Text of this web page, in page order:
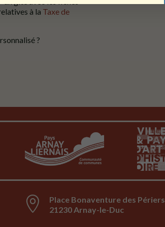
à la Taxe de
?

Place Bonaventure des Périers,
21230 Arnay-le-Duc